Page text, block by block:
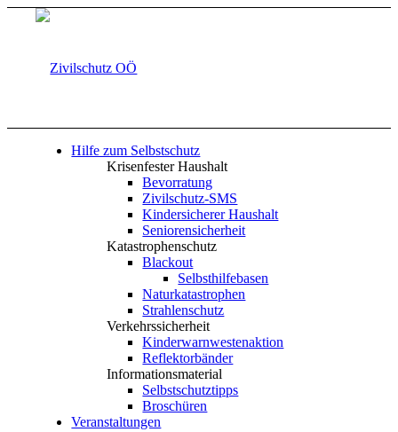
Hilfe zum Selbstschutz
Krisenfester Haushalt
Bevorratung
Zivilschutz-SMS
Kindersicherer Haushalt
Seniorensicherheit
Katastrophenschutz
Blackout
Selbsthilfebasen
Naturkatastrophen
Strahlenschutz
Verkehrssicherheit
Kinderwarnwestenaktion
Reflektorbänder
Informationsmaterial
Selbstschutztipps
Broschüren
Veranstaltungen